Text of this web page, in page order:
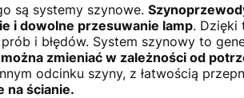
są systemy szynowe.
i dowolne przesuwanie lamp. Dzięki
i błędów. System szynowy to
można zmieniać w zależności od
odcinku szyny, z łatwością
na ścianie.